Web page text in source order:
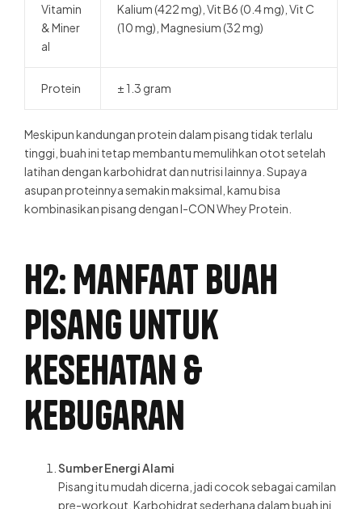
Vitamin
& Miner
al
Kalium (422 mg), Vit B6 (0.4 mg), Vit C
(10 mg), Magnesium (32 mg)
Protein ± 1.3 gram
Meskipun kandungan protein dalam pisang tidak terlalu
tinggi, buah ini tetap membantu memulihkan otot setelah
latihan dengan karbohidrat dan nutrisi lainnya. Supaya
asupan proteinnya semakin maksimal, kamu bisa
kombinasikan pisang dengan I-CON Whey Protein.
H2: Manfaat Buah
Pisang untuk
Kesehatan &
Kebugaran
Sumber Energi Alami
Pisang itu mudah dicerna, jadi cocok sebagai camilan
pre-workout. Karbohidrat sederhana dalam buah ini